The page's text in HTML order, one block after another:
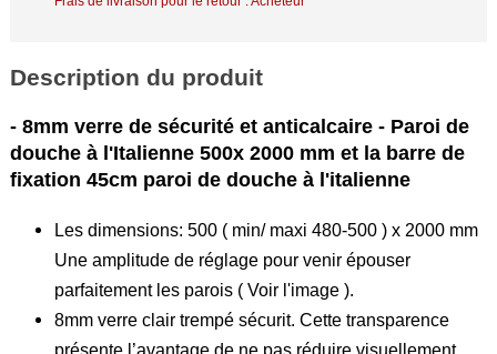
Description du produit
- 8mm verre de sécurité et anticalcaire - Paroi de
douche à l'Italienne 500x 2000 mm et la barre de
fixation 45cm paroi de douche à l'italienne
Les dimensions: 500 ( min/ maxi 480-500 ) x 2000 mm
Une amplitude de réglage pour venir épouser
parfaitement les parois ( Voir l'image ).
8mm verre clair trempé sécurit. Cette transparence
présente l’avantage de ne pas réduire visuellement